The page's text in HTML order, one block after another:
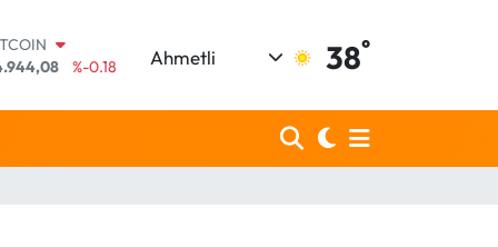
%0.18
%0.32
Ahmetli 38°